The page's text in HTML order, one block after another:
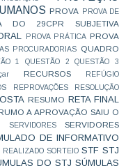
PROVA
PROVA DE
DO 29CPR SUBJETIVA
PROVA PRÁTICA PROVA
PROCURADORIAS
QUADRO
1 QUESTÃO 2 QUESTÃO 3
RECURSOS REFÚGIO
REPROVAÇÕES
RESOLUÇÃO
RESUMO RETA FINAL
A APROVAÇÃO SAIU O
SERVIDORES
SERVIDORES
DE INFORMATIVO
REALIZADO SORTEIO STF STJ
DO STJ SÚMULAS